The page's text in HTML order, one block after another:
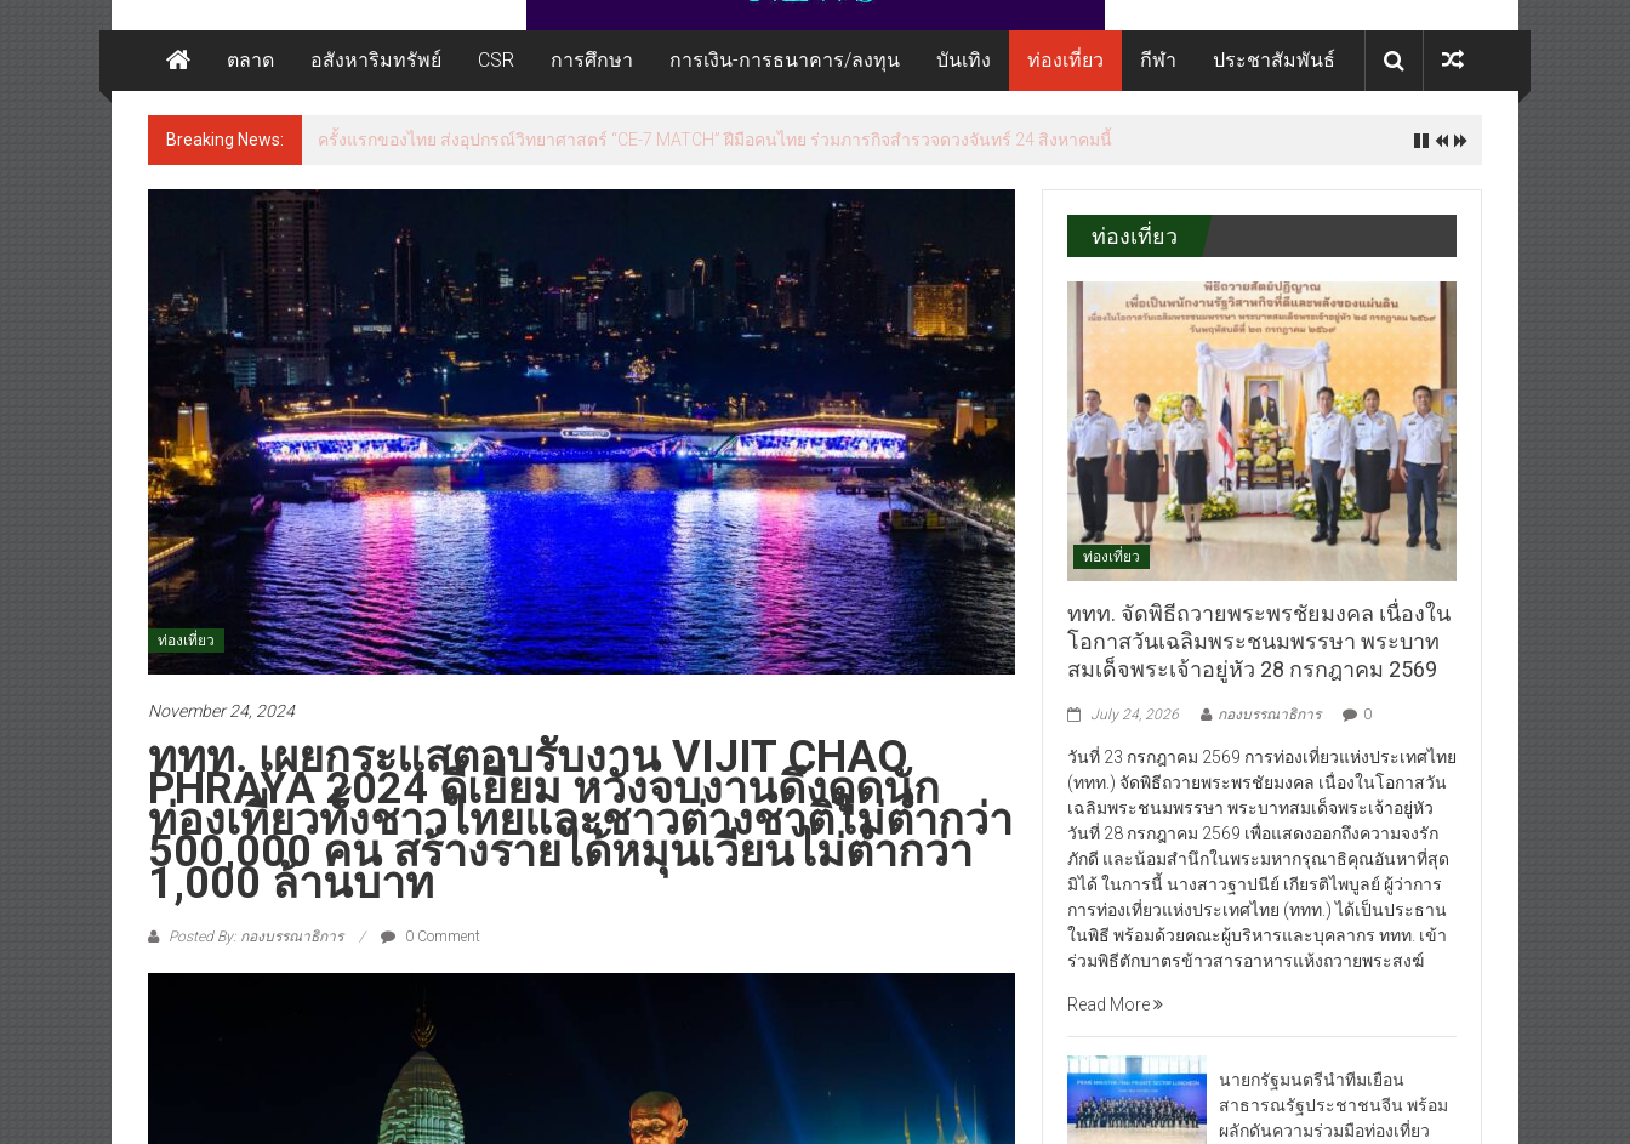
ตลาด อสังหาริมทรัพย์ CSR การศึกษา การเงิน-การธนาคาร/ลงทุน บันเทิง ท่องเที่ยว กีฬา ประชาสัมพันธ์
Breaking News: ครั้งแรกของไทย ส่งอุปกรณ์วิทยาศาสตร์ “CE-7 MATCH” ฝีมือคนไทย ร่วมภารกิจสำรวจดวงจันทร์ 24 สิงหาคมนี้
ท่องเที่ยว
November 24, 2024
ททท. เผยกระแสตอบรับงาน VIJIT CHAO
PHRAYA 2024 ดีเยี่ยม หวังจบงานดึงดูดนัก
ท่องเที่ยวทั้งชาวไทยและชาวต่างชาติไม่ต่ำกว่า
500,000 คน สร้างรายได้หมุนเวียนไม่ต่ำกว่า
1,000 ล้านบาท
Posted By: กองบรรณาธิการ 0 Comment
ท่องเที่ยว
ท่องเที่ยว
ททท. จัดพิธีถวายพระพรชัยมงคล เนื่องใน
โอกาสวันเฉลิมพระชนมพรรษา พระบาท
สมเด็จพระเจ้าอยู่หัว 28 กรกฎาคม 2569
July 24, 2026 กองบรรณาธิการ 0
วันที่ 23 กรกฎาคม 2569 การท่องเที่ยวแห่งประเทศไทย
(ททท.) จัดพิธีถวายพระพรชัยมงคล เนื่องในโอกาสวัน
เฉลิมพระชนมพรรษา พระบาทสมเด็จพระเจ้าอยู่หัว
วันที่ 28 กรกฎาคม 2569 เพื่อแสดงออกถึงความจงรัก
ภักดี และน้อมสำนึกในพระมหากรุณาธิคุณอันหาที่สุด
มิได้ ในการนี้ นางสาวฐาปนีย์ เกียรติไพบูลย์ ผู้ว่าการ
การท่องเที่ยวแห่งประเทศไทย (ททท.) ได้เป็นประธาน
ในพิธี พร้อมด้วยคณะผู้บริหารและบุคลากร ททท. เข้า
ร่วมพิธีตักบาตรข้าวสารอาหารแห้งถวายพระสงฆ์
Read More
นายกรัฐมนตรีนำทีมเยือน
สาธารณรัฐประชาชนจีน พร้อม
ผลักดันความร่วมมือท่องเที่ยว